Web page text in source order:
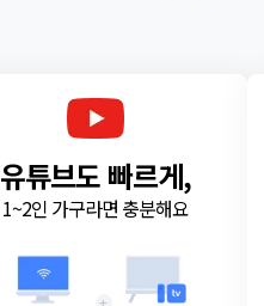
유튜브도 빠르게,
1~2인 가구라면 충분해요
+